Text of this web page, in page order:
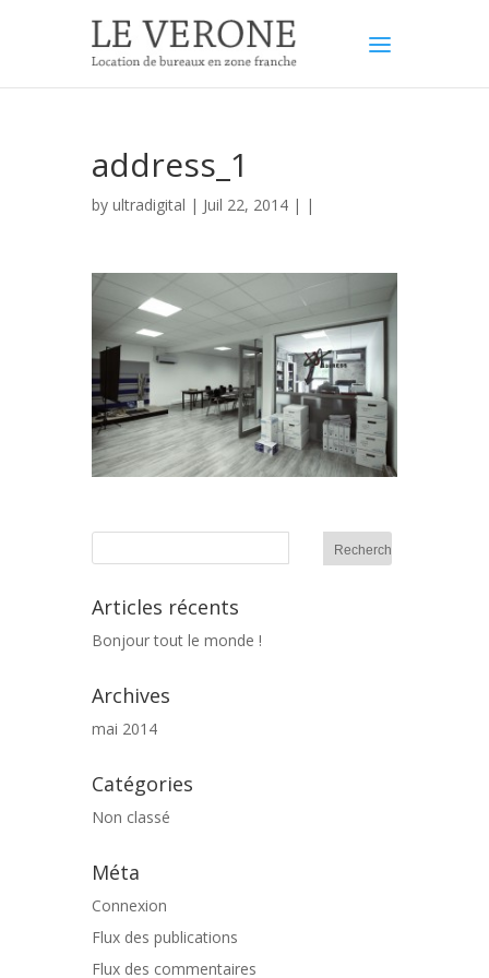
address_1
by ultradigital | Juil 22, 2014 | |
Articles récents
Bonjour tout le monde !
Archives
mai 2014
Catégories
Non classé
Méta
Connexion
Flux des publications
Flux des commentaires